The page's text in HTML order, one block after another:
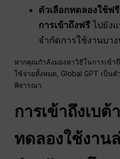
ตัวเลือกทดลองใช้ฟรี
การเข้าถึงฟรีไปยัง
จำกัดการใช้งานบาง
หากคุณกำลังมองหาวิธีในการเข้า
ใช้จ่ายทั้งหมด, Global GPT เป็น
พิจารณา.
การเข้าถึงเบต้
ทดลองใช้งาน